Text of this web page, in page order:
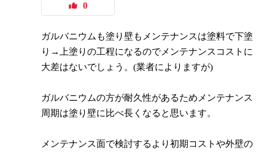
0
ガルバニウムも塗り壁もメンテナンスは塗料で下塗
り→上塗りの工程になるのでメンテナンスコストに
大差はないでしょう。(業者によりますが)
ガルバニウムの方が耐久性があるためメンテナンス
周期は塗り壁に比べ長くなると思います。
メンテナンス面で検討するより初期コストや外壁の